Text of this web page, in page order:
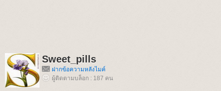
Sweet_pills
ฝากข้อความหลังไมค์
ผู้ติดตามบล็อก : 187 คน